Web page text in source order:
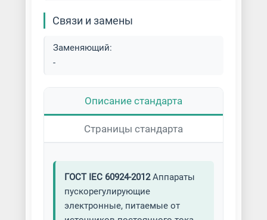
Связи и замены
Заменяющий:
-
Описание стандарта
Страницы стандарта
ГОСТ IEC 60924-2012Аппараты
пускорегулирующие
электронные, питаемые от